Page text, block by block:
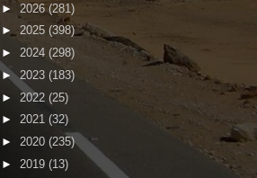
► 2026 (281)
► 2025 (398)
► 2024 (298)
►2023 (183)
► 2022 (25)
► 2021 (32)
► 2020 (235)
► 2019 (13)